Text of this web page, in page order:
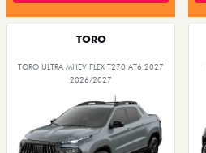
TORO
TORO ULTRA MHEV FLEX T270 AT6 2027
2026/2027